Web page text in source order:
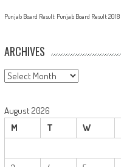
Punjab Board Result Punjab Board Result 2018
ARCHIVES
Archives
August 2026
M
T W